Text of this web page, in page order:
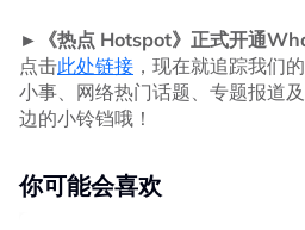
►《热点 Hotspot》正式开通
点击此处链接 ，现在就追踪我们
小事、网络热门话题、专题报道
边的小铃铛哦！
你可能会喜欢